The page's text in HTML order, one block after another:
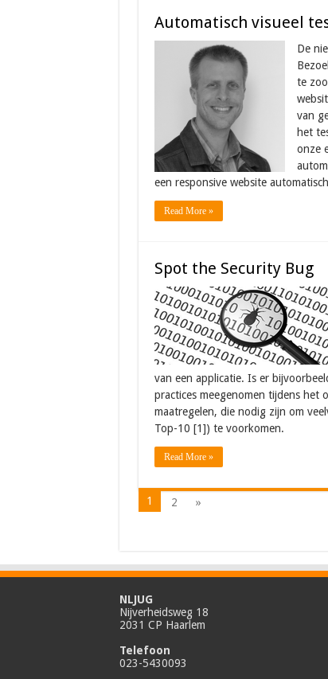
Automatisch visueel
De
te
van
het
onze
een responsive website
Read More »
Spot the Security Bug
van een applicatie. Is er
practices meegenomen tijdens het
maatregelen, die nodig zijn om
Top-10 [1]) te voorkomen.
Read More »
1 2 »
NLJUG
Nijverheidsweg 18
2031 CP Haarlem
Telefoon
023-5430093